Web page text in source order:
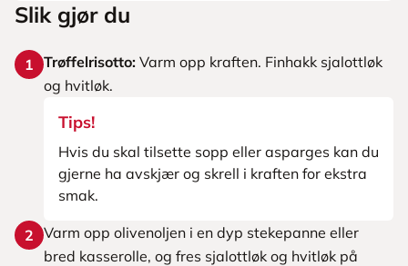
Slik gjør du
1 Trøffelrisotto: Varm opp kraften. Finhakk sjalottløk
og hvitløk.
Tips!
Hvis du skal tilsette sopp eller asparges kan du
gjerne ha avskjær og skrell i kraften for ekstra
smak.
2 Varm opp olivenoljen i en dyp stekepanne eller
bred kasserolle, og fres sjalottløk og hvitløk på